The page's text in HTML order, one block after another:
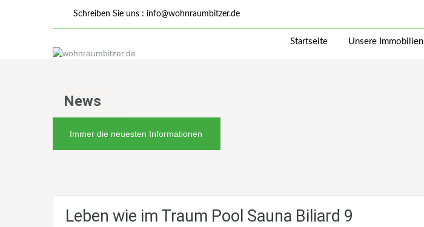
Schreiben Sie uns : info@wohnraumbitzer.de
Startseite Unsere Immobilien
News
Immer die neuesten Informationen
Leben wie im Traum Pool Sauna Biliard 9